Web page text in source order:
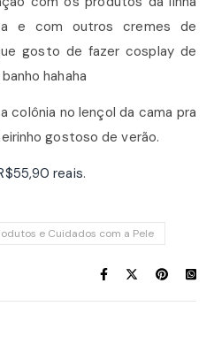
e com outros cremes de
gosto de fazer cosplay de
hahaha
colônia no lençol da cama pra
gostoso de verão.
reais.
e Cuidados com a Pele